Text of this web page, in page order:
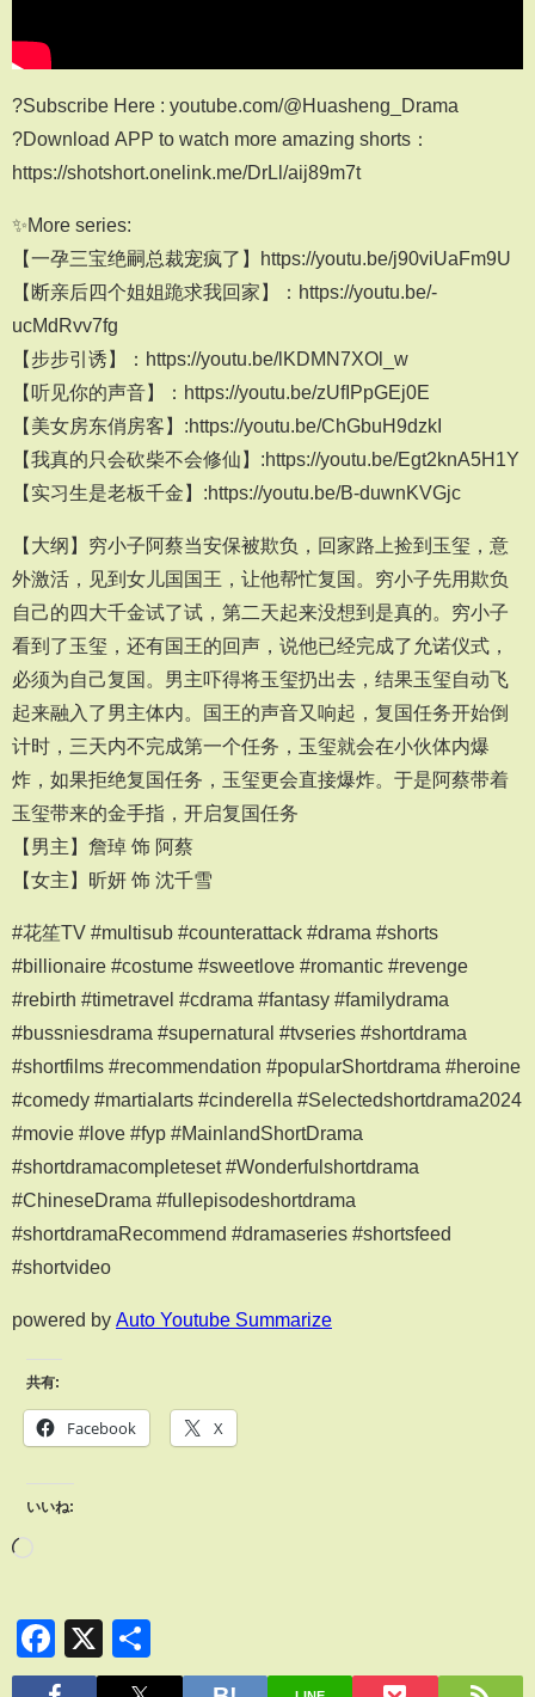
?Subscribe Here : youtube.com/@Huasheng_Drama
?Download APP to watch more amazing shorts：
https://shotshort.onelink.me/DrLl/aij89m7t
✨More series:
【一孕三宝绝嗣总裁宠疯了】https://youtu.be/j90viUaFm9U
【断亲后四个姐姐跪求我回家】：https://youtu.be/-
ucMdRvv7fg
【步步引诱】：https://youtu.be/lKDMN7XOl_w
【听见你的声音】：https://youtu.be/zUfIPpGEj0E
【美女房东俏房客】:https://youtu.be/ChGbuH9dzkI
【我真的只会砍柴不会修仙】:https://youtu.be/Egt2knA5H1Y
【实习生是老板千金】:https://youtu.be/B-duwnKVGjc
【大纲】穷小子阿蔡当安保被欺负，回家路上捡到玉玺，意
外激活，见到女儿国国王，让他帮忙复国。穷小子先用欺负
自己的四大千金试了试，第二天起来没想到是真的。穷小子
看到了玉玺，还有国王的回声，说他已经完成了允诺仪式，
必须为自己复国。男主吓得将玉玺扔出去，结果玉玺自动飞
起来融入了男主体内。国王的声音又响起，复国任务开始倒
计时，三天内不完成第一个任务，玉玺就会在小伙体内爆
炸，如果拒绝复国任务，玉玺更会直接爆炸。于是阿蔡带着
玉玺带来的金手指，开启复国任务
【男主】詹琸 饰 阿蔡
【女主】昕妍 饰 沈千雪
#花笙TV #multisub #counterattack #drama #shorts
#billionaire #costume #sweetlove #romantic #revenge
#rebirth #timetravel #cdrama #fantasy #familydrama
#bussniesdrama #supernatural #tvseries #shortdrama
#shortfilms #recommendation #popularShortdrama #heroine
#comedy #martialarts #cinderella #Selectedshortdrama2024
#movie #love #fyp #MainlandShortDrama
#shortdramacompleteset #Wonderfulshortdrama
#ChineseDrama #fullepisodeshortdrama
#shortdramaRecommend #dramaseries #shortsfeed
#shortvideo
powered by Auto Youtube Summarize
共有:
Facebook X
いいね:
Facebook
X
有